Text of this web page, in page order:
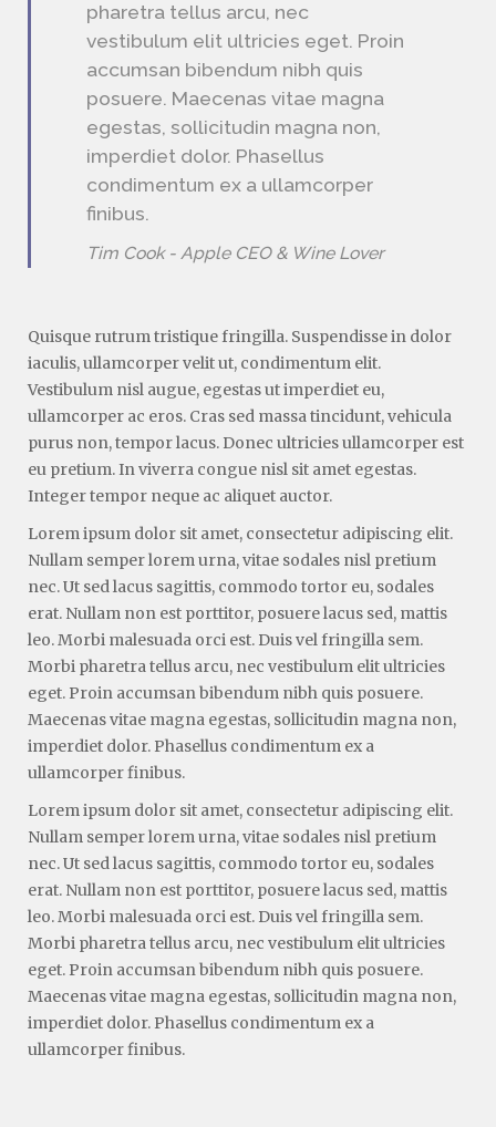
pharetra tellus arcu, nec
vestibulum elit ultricies eget. Proin
accumsan bibendum nibh quis
posuere. Maecenas vitae magna
egestas, sollicitudin magna non,
imperdiet dolor. Phasellus
condimentum ex a ullamcorper
finibus.
Tim Cook - Apple CEO & Wine Lover
Quisque rutrum tristique fringilla. Suspendisse in dolor
iaculis, ullamcorper velit ut, condimentum elit.
Vestibulum nisl augue, egestas ut imperdiet eu,
ullamcorper ac eros. Cras sed massa tincidunt, vehicula
purus non, tempor lacus. Donec ultricies ullamcorper est
eu pretium. In viverra congue nisl sit amet egestas.
Integer tempor neque ac aliquet auctor.
Lorem ipsum dolor sit amet, consectetur adipiscing elit.
Nullam semper lorem urna, vitae sodales nisl pretium
nec. Ut sed lacus sagittis, commodo tortor eu, sodales
erat. Nullam non est porttitor, posuere lacus sed, mattis
leo. Morbi malesuada orci est. Duis vel fringilla sem.
Morbi pharetra tellus arcu, nec vestibulum elit ultricies
eget. Proin accumsan bibendum nibh quis posuere.
Maecenas vitae magna egestas, sollicitudin magna non,
imperdiet dolor. Phasellus condimentum ex a
ullamcorper finibus.
Lorem ipsum dolor sit amet, consectetur adipiscing elit.
Nullam semper lorem urna, vitae sodales nisl pretium
nec. Ut sed lacus sagittis, commodo tortor eu, sodales
erat. Nullam non est porttitor, posuere lacus sed, mattis
leo. Morbi malesuada orci est. Duis vel fringilla sem.
Morbi pharetra tellus arcu, nec vestibulum elit ultricies
eget. Proin accumsan bibendum nibh quis posuere.
Maecenas vitae magna egestas, sollicitudin magna non,
imperdiet dolor. Phasellus condimentum ex a
ullamcorper finibus.